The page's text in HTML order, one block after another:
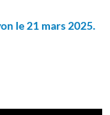
le 21 mars 2025.